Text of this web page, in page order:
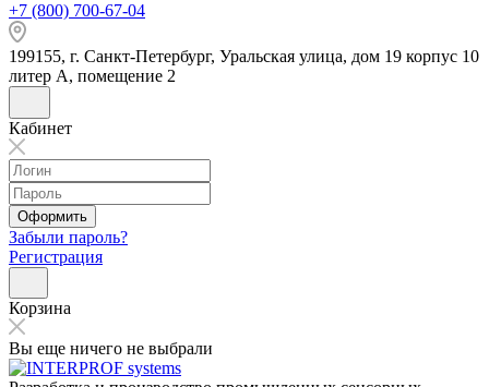
+7 (800) 700-67-04
199155, г. Санкт-Петербург, Уральская улица, дом 19 корпус 10
литер А, помещение 2
Кабинет
Оформить
Забыли пароль?
Регистрация
Корзина
Вы еще ничего не выбрали